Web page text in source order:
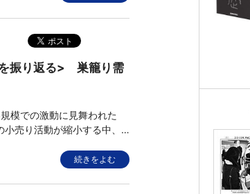
振り返る> 巣籠り需
模での激動に見舞われた
売り活動が縮小する中、
一方で企業活動そのものに
続きをよむ